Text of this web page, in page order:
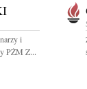
i
PŻM Z...